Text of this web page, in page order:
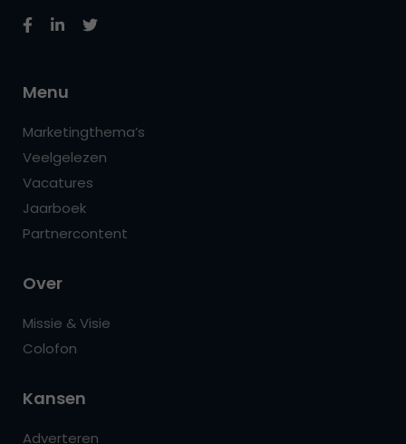
Menu
Marketingthema’s
Veelgelezen
Vacatures
Jaarboek
Partnercontent
Over
Missie & Visie
Colofon
Kansen
Adverteren